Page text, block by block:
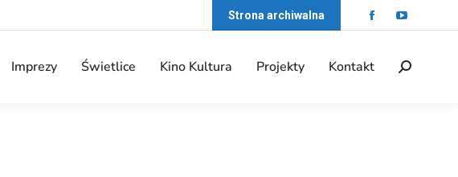
Strona archiwalna
Imprezy Świetlice Kino Kultura Projekty Kontakt